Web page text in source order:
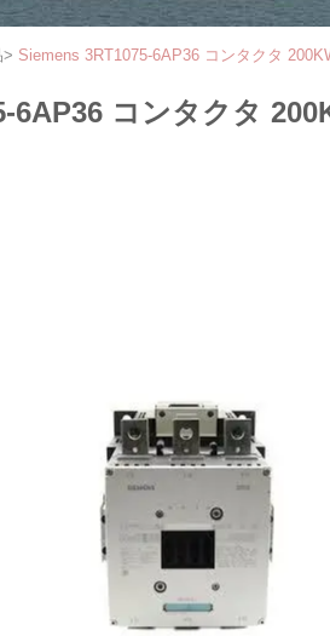
> Siemens 3RT1075-6AP36 コンタクタ
6AP36 コンタクタ